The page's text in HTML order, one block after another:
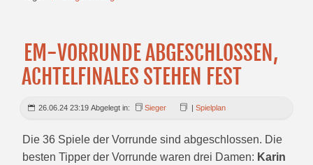
EM-VORRUNDE ABGESCHLOSSEN,
ACHTELFINALES STEHEN FEST
26.06.24 23:19 Abgelegt in: Sieger |Spielplan
Die 36 Spiele der Vorrunde sind abgeschlossen. Die
besten Tipper der Vorrunde waren drei Damen: Karin